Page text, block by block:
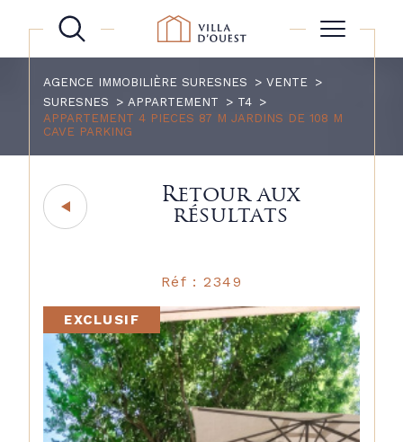
AGENCE IMMOBILIÈRE SURESNES
VENTE
SURESNES
APPARTEMENT
T4
APPARTEMENT 4 PIECES 87 M JARDINS DE 108 M
CAVE PARKING
Retour aux
résultats
Réf : 2349
EXCLUSIF